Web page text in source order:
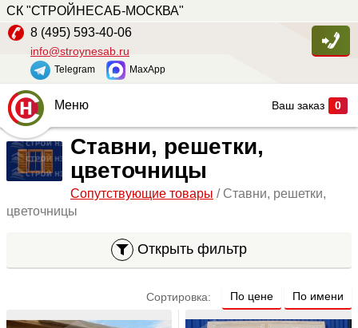
СК "СТРОЙНЕСАБ-МОСКВА"
8 (495) 593-40-06
info@stroynesab.ru
Telegram MaxApp
Ваш заказ 0
Главная
Каталог
Услуги
Сопутствующие товары
Контакты
Меню
Ставни, решетки,
цветочницы
Сопутствующие товары / Ставни, решетки,
цветочницы
Открыть фильтр
Сортировка: По цене По имени